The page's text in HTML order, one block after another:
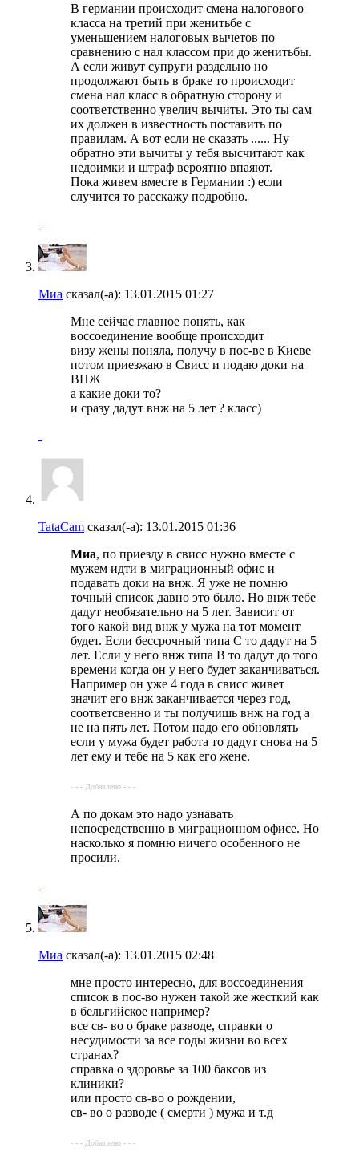
В германии происходит смена налогового
класса на третий при женитьбе с
уменьшением налоговых вычетов по
сравнению с нал классом при до женитьбы.
А если живут супруги раздельно но
продолжают быть в браке то происходит
смена нал класс в обратную сторону и
соответственно увелич вычиты. Это ты сам
их должен в известность поставить по
правилам. А вот если не сказать ...... Ну
обратно эти вычиты у тебя высчитают как
недоимки и штраф вероятно впаяют.
Пока живем вместе в Германии :) если
случится то расскажу подробно.
Миа сказал(-а): 13.01.2015 01:27
Мне сейчас главное понять, как
воссоединение вообще происходит
визу жены поняла, получу в пос-ве в Киеве
потом приезжаю в Свисс и подаю доки на
ВНЖ
а какие доки то?
и сразу дадут внж на 5 лет ? класс)
TataCam сказал(-а): 13.01.2015 01:36
Миа, по приезду в свисс нужно вместе с
мужем идти в миграционный офис и
подавать доки на внж. Я уже не помню
точный список давно это было. Но внж тебе
дадут необязательно на 5 лет. Зависит от
того какой вид внж у мужа на тот момент
будет. Если бессрочный типа С то дадут на 5
лет. Если у него внж типа В то дадут до того
времени когда он у него будет заканчиваться.
Например он уже 4 года в свисс живет
значит его внж заканчивается через год,
соответсвенно и ты получишь внж на год а
не на пять лет. Потом надо его обновлять
если у мужа будет работа то дадут снова на 5
лет ему и тебе на 5 как его жене.
- - - Добавлено - - -
А по докам это надо узнавать
непосредственно в миграционном офисе. Но
насколько я помню ничего особенного не
просили.
Миа сказал(-а): 13.01.2015 02:48
мне просто интересно, для воссоединения
список в пос-во нужен такой же жесткий как
в бельгийское например?
все св- во о браке разводе, справки о
несудимости за все годы жизни во всех
странах?
справка о здоровье за 100 баксов из
клиники?
или просто св-во о рождении,
св- во о разводе ( смерти ) мужа и т.д
- - - Добавлено - - -